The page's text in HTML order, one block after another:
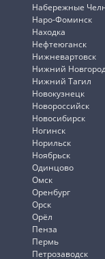
Набережные
Наро-Фоминск
Находка
Нефтеюганск
Нижневартовск
Нижний
Нижний Тагил
Новокузнецк
Новороссийск
Новосибирск
Ногинск
Норильск
Ноябрьск
Одинцово
Омск
Оренбург
Орск
Орёл
Пенза
Пермь
Петрозаводск